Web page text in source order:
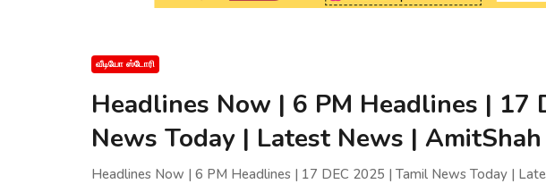
வீடியோ ஸ்டோரி
Headlines Now | 6 PM Headlines | 17
News Today | Latest News | AmitShah
Headlines Now | 6 PM Headlines | 17 DEC 2025 | Tamil News Today |